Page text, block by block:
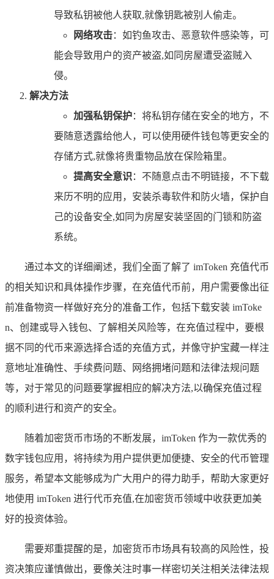
导致私钥被他人获取,就像钥匙被别人偷走。
网络攻击：如钓鱼攻击、恶意软件感染等，可
能会导致用户的资产被盗,如同房屋遭受盗贼入
侵。
解决方法
加强私钥保护：将私钥存储在安全的地方，不
要随意透露给他人，可以使用硬件钱包等更安全的
存储方式,就像将贵重物品放在保险箱里。
提高安全意识 ：不随意点击不明链接，不下载
来历不明的应用，安装杀毒软件和防火墙，保护自
己的设备安全,如同为房屋安装坚固的门锁和防盗
系统。
通过本文的详细阐述，我们全面了解了 imToken 充值代币
的相关知识和具体操作步骤，在充值代币前，用户需要像出征
前准备物资一样做好充分的准备工作，包括下载安装 imToke
n、创建或导入钱包、了解相关风险等，在充值过程中，要根
据不同的代币来源选择合适的充值方式，并像守护宝藏一样注
意地址准确性、手续费问题、网络拥堵问题和法律法规问题
等，对于常见的问题要掌握相应的解决方法,以确保充值过程
的顺利进行和资产的安全。
随着加密货币市场的不断发展，imToken 作为一款优秀的
数字钱包应用，将持续为用户提供更加便捷、安全的代币管理
服务，希望本文能够成为广大用户的得力助手，帮助大家更好
地使用 imToken 进行代币充值,在加密货币领域中收获更加美
好的投资体验。
需要郑重提醒的是，加密货币市场具有较高的风险性，投
资决策应谨慎做出，要像关注时事一样密切关注相关法律法规